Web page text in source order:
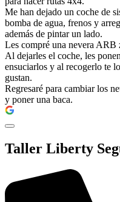
Me han dejado un coche de
bomba de agua, frenos y
además de pintar un lado.
Les compré una nevera
Al dejarles el coche, les
ensuciarlos y al recogerlo te
gustan.
Regresaré para cambiar los
y poner una baca.
Taller Liberty